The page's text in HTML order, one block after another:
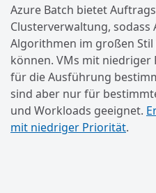
Azure Batch bietet
Clusterverwaltung,
Algorithmen im großen
können. VMs mit
für die Ausführung
sind aber nur für
und Workloads geeignet.
mit niedriger Priorität.